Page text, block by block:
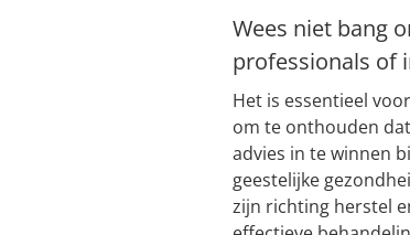
Wees niet bang
professionals of
Het is essentieel
om te onthouden
advies in te winnen
geestelijke
zijn richting herstel